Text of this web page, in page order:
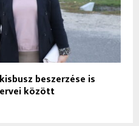
beszerzése is
között